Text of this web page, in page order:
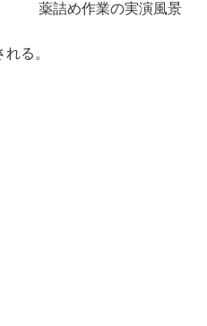
薬詰め作業の実演風景
る。